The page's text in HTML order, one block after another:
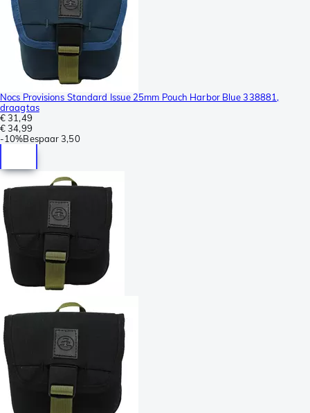
Nocs Provisions Standard Issue 25mm Pouch Harbor Blue 338881,
draagtas
€ 31,49
€ 34,99
-10%Bespaar 3,50